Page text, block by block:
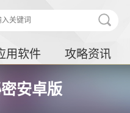
用软件 攻略资讯
安卓版